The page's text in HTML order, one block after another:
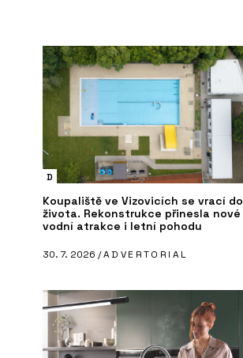
Tondach -
D
Koupaliště ve Vizovicích se vrací do
života. Rekonstrukce přinesla nové
vodní atrakce i letní pohodu
30. 7. 2026 /ADVERTORIAL